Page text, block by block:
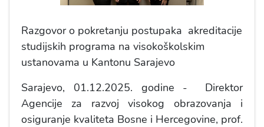
Razgovor o pokretanju postupaka akreditacije
studijskih programa na visokoškolskim
ustanovama u Kantonu Sarajevo
Sarajevo, 01.12.2025. godine - Direktor
Agencije za razvoj visokog obrazovanja i
osiguranje kvaliteta Bosne i Hercegovine, prof.